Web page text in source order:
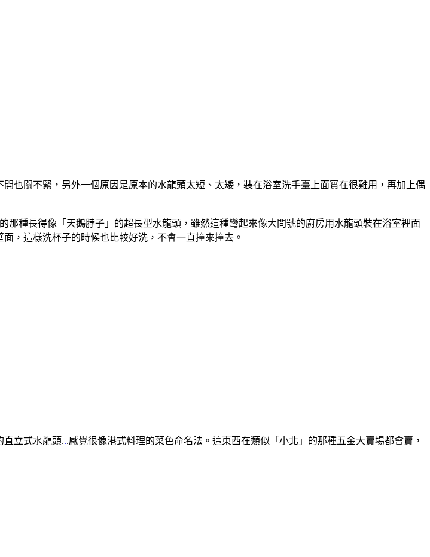
也關不緊，另外一個原因是原本的水龍頭太短、太矮，裝在浴室洗手臺上面實在很難用，再加上偶
種長得像「天鵝脖子」的超長型水龍頭，雖然這種彎起來像大問號的廚房用水龍頭裝在浴室裡面
，這樣洗杯子的時候也比較好洗，不會一直撞來撞去。
直立式水龍頭...感覺很像港式料理的菜色命名法。這東西在類似「小北」的那種五金大賣場都會賣，